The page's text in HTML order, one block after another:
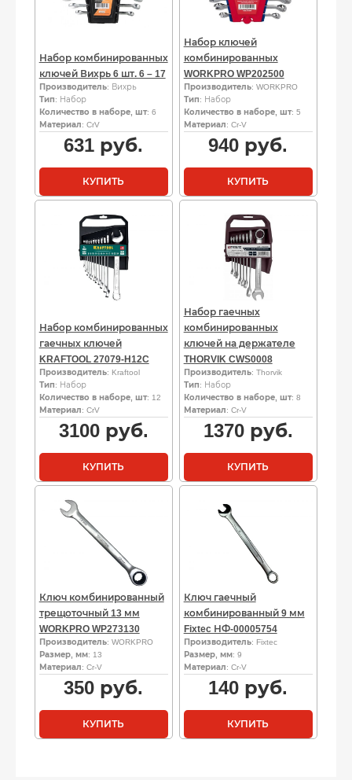
Набор комбинированных
ключей Вихрь 6 шт. 6 – 17
Производитель: Вихрь
Тип: Набор
Количество в наборе, шт: 6
Материал: CrV
631 руб.
КУПИТЬ
Набор ключей
комбинированных
WORKPRO WP202500
Производитель: WORKPRO
Тип: Набор
Количество в наборе, шт: 5
Материал: Cr-V
940 руб.
КУПИТЬ
Набор комбинированных
гаечных ключей
KRAFTOOL 27079-H12C
Производитель: Kraftool
Тип: Набор
Количество в наборе, шт: 12
Материал: CrV
3100руб.
КУПИТЬ
Набор гаечных
комбинированных
ключей на держателе
THORVIK CWS0008
Производитель: Thorvik
Тип: Набор
Количество в наборе, шт: 8
Материал: Cr-V
1370руб.
КУПИТЬ
Ключ комбинированный
трещоточный 13 мм
WORKPRO WP273130
Производитель: WORKPRO
Размер, мм: 13
Материал: Cr-V
350 руб.
КУПИТЬ
Ключ гаечный
комбинированный 9 мм
Fixtec НФ-00005754
Производитель: Fixtec
Размер, мм: 9
Материал: Cr-V
140 руб.
КУПИТЬ